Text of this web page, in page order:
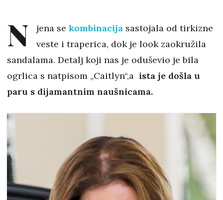
N jena se kombinacijasastojala od tirkizne
veste i traperica, dok je look zaokružila
sandalama. Detalj koji nas je oduševio je bila
ogrlica s natpisom „Caitlyn“,a ista je došla u
paru s dijamantnim naušnicama.